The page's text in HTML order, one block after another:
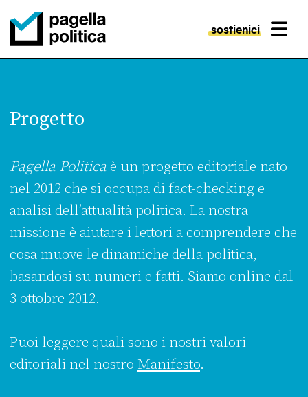
Pagella Politica Logo
sostienici MENU
Progetto
Pagella Politicaè un progetto editoriale nato
nel 2012 che si occupa di fact-checking e
analisi dell’attualità politica. La nostra
missione è aiutare i lettori a comprendere che
cosa muove le dinamiche della politica,
basandosi su numeri e fatti. Siamo online dal
3 ottobre 2012.
Puoi leggere quali sono i nostri valori
editoriali nel nostro Manifesto.